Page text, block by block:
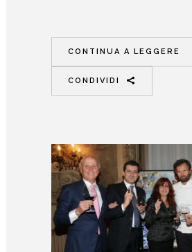
CONTINUA A LEGGERE
CONDIVIDI